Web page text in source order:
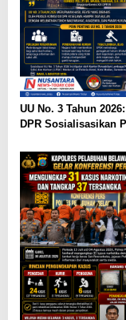
UU No. 3 Tahun
DPR Sosialisasikan
Korban di Medan